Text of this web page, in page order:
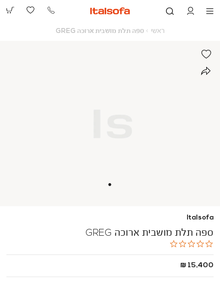
073-
ראשי ראשי
ספה תלת מושבית ארוכה GREG
Italsofa
ספה תלת מושבית ארוכה GREG
החל
15,400 ₪